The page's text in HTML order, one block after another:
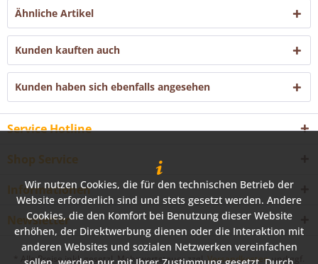
Ähnliche Artikel
Kunden kauften auch
Kunden haben sich ebenfalls angesehen
Service Hotline
Shop Service
Informationen
Newsletter
* Alle Preise inkl. gesetzl. Mehrwertsteuer zzgl.Versandkostenund ggf.
Wir nutzen Cookies, die für den technischen Betrieb der
Website erforderlich sind und stets gesetzt werden. Andere
Cookies, die den Komfort bei Benutzung dieser Website
erhöhen, der Direktwerbung dienen oder die Interaktion mit
anderen Websites und sozialen Netzwerken vereinfachen